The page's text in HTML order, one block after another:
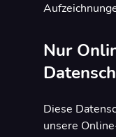
Nur
Diese
unsere